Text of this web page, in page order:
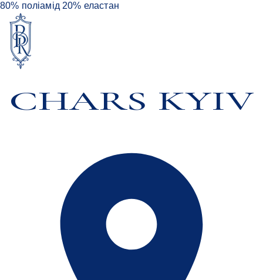
80% поліамід 20% еластан
CHARS KYIV